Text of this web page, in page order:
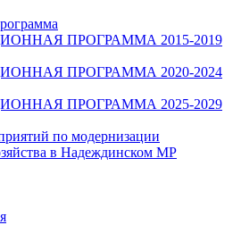
ПРОГРАММА 2015-2019
ПРОГРАММА 2020-2024
ПРОГРАММА 2025-2029
по модернизации
в Надеждинском МР